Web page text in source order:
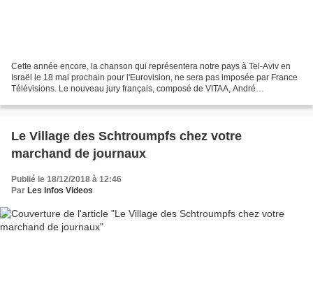
Cette année encore, la chanson qui représentera notre pays à Tel-Aviv en
Israël le 18 mai prochain pour l'Eurovision, ne sera pas imposée par France
Télévisions. Le nouveau jury français, composé de VITAA, André
Le Village des Schtroumpfs chez votre
marchand de journaux
Publié le 18/12/2018 à 12:46
Par Les Infos Videos